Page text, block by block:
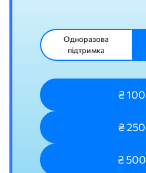
Одноразова
підтримка
₴ 100
₴ 250
₴ 500